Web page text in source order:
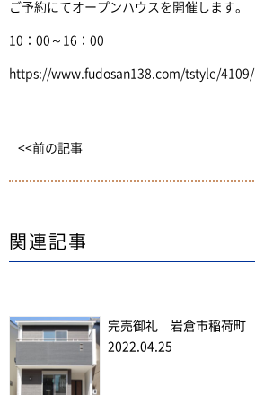
ご予約にてオープンハウスを開催します。
10：00～16：00
https://www.fudosan138.com/tstyle/4109/
<<前の記事
関連記事
完売御礼 岩倉市稲荷町
2022.04.25